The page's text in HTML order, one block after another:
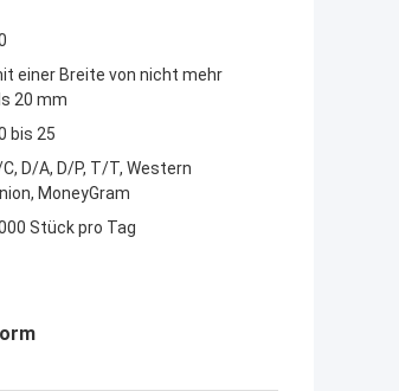
einer Breite von nicht mehr
20 mm
bis 25
C, D/A, D/P, T/T, Western
MoneyGram
Stück pro Tag